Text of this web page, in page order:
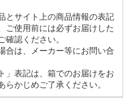
とサイト上の商品情報の表記
ご使用前には必ずお届けした
認ください。
合は、メーカー等にお問い合
」表記は、箱でのお届けをお
かじめご了承ください。